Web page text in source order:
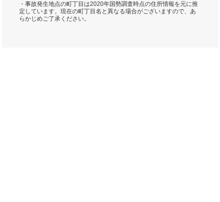
・事故発生地点の町丁目は2020年国勢調査時点の住所情報を元に推
定しています。現在の町丁目名と異なる場合がございますので、あ
らかじめご了承ください。